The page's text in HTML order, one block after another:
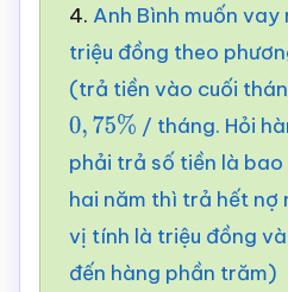
4. Anh Bình muốn vay
triệu đồng theo
(trả tiền vào cuối
0, 75% / tháng. Hỏi
phải trả số tiền là bao
hai năm thì trả hết nợ
vị tính là triệu đồng
đến hàng phần trăm)